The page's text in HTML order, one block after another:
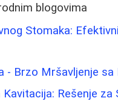
blogovima
Stomaka:
- Brzo Mršavljenje sa
Rešenje za